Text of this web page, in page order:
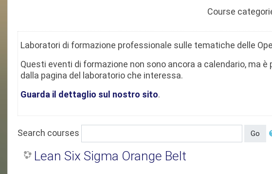
Course
Laboratori di formazione professionale sulle tematiche delle
Questi eventi di formazione non sono ancora a calendario, ma è
dalla pagina del laboratorio che interessa.
Guarda il dettaglio sul nostro sito.
Search courses Go
Lean Six Sigma Orange Belt